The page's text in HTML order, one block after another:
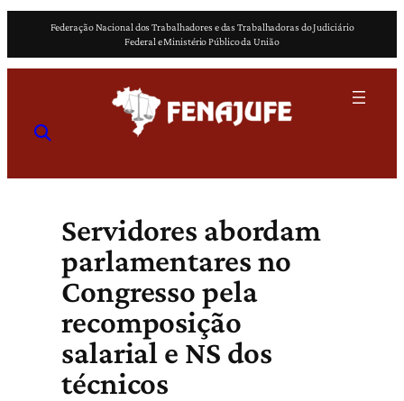
o
Federação Nacional dos Trabalhadores e das Trabalhadoras do Judiciário
Federal e Ministério Público da União
Servidores abordam
parlamentares no
Congresso pela
recomposição
salarial e NS dos
técnicos